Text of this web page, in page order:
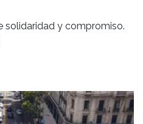
solidaridad y compromiso.